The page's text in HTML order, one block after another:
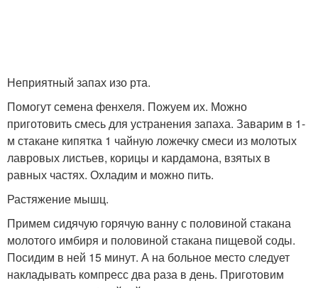
Неприятный запах изо рта.
Помогут семена фенхеля. Пожуем их. Можно
приготовить смесь для устранения запаха. Заварим в 1-
м стакане кипятка 1 чайную ложечку смеси из молотых
лавровых листьев, корицы и кардамона, взятых в
равных частях. Охладим и можно пить.
Растяжение мышц.
Примем сидячую горячую ванну с половиной стакана
молотого имбиря и половиной стакана пищевой соды.
Посидим в ней 15 минут. А на больное место следует
накладывать компресс два раза в день. Приготовим